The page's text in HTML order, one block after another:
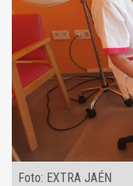
Foto: EXTRA JAÉN